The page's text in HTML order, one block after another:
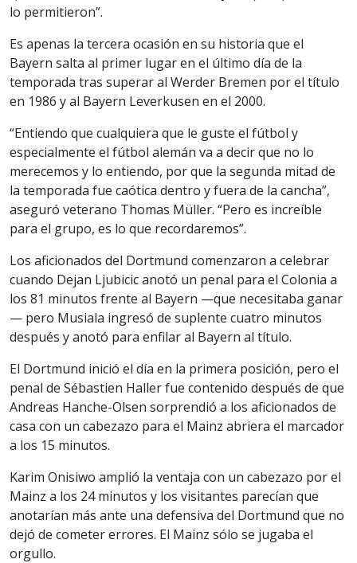
lo permitieron”.
Es apenas la tercera ocasión en su historia que el
Bayern salta al primer lugar en el último día de la
temporada tras superar al Werder Bremen por el título
en 1986 y al Bayern Leverkusen en el 2000.
“Entiendo que cualquiera que le guste el fútbol y
especialmente el fútbol alemán va a decir que no lo
merecemos y lo entiendo, por que la segunda mitad de
la temporada fue caótica dentro y fuera de la cancha”,
aseguró veterano Thomas Müller. “Pero es increíble
para el grupo, es lo que recordaremos”.
Los aficionados del Dortmund comenzaron a celebrar
cuando Dejan Ljubicic anotó un penal para el Colonia a
los 81 minutos frente al Bayern —que necesitaba ganar
— pero Musiala ingresó de suplente cuatro minutos
después y anotó para enfilar al Bayern al título.
El Dortmund inició el día en la primera posición, pero el
penal de Sébastien Haller fue contenido después de que
Andreas Hanche-Olsen sorprendió a los aficionados de
casa con un cabezazo para el Mainz abriera el marcador
a los 15 minutos.
Karim Onisiwo amplió la ventaja con un cabezazo por el
Mainz a los 24 minutos y los visitantes parecían que
anotarían más ante una defensiva del Dortmund que no
dejó de cometer errores. El Mainz sólo se jugaba el
orgullo.